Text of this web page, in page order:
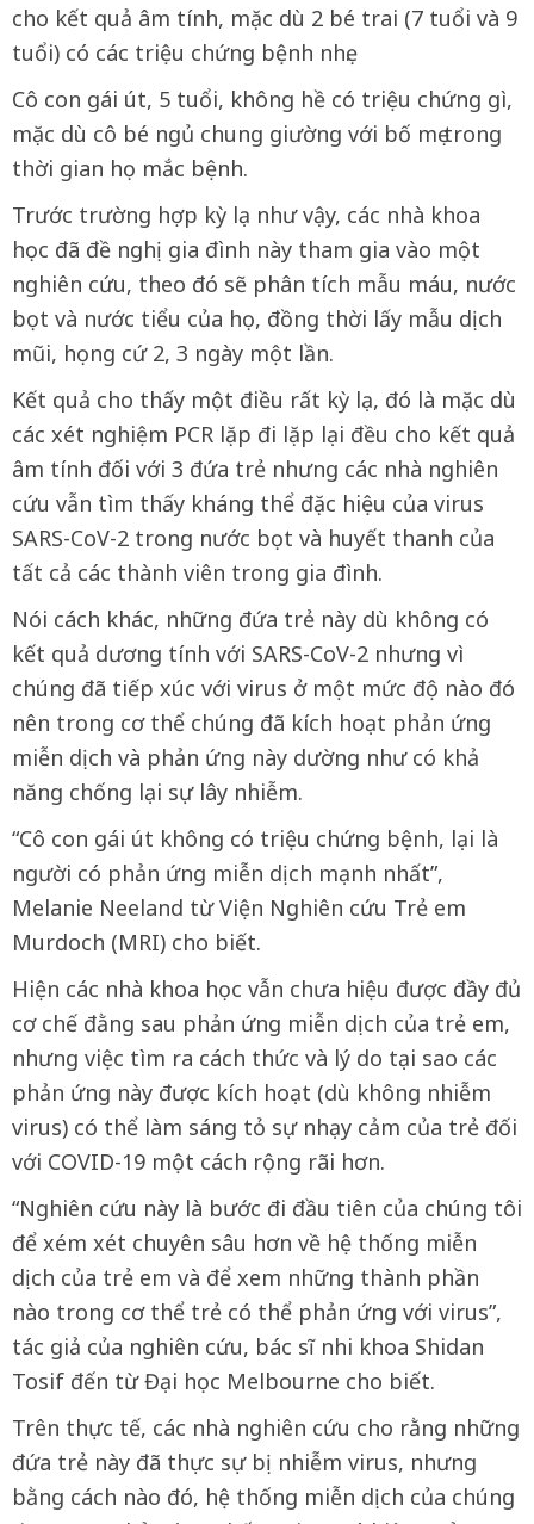
cho kết quả âm tính, mặc dù 2 bé trai (7 tuổi và 9
tuổi) có các triệu chứng bệnh nhẹ.
Cô con gái út, 5 tuổi, không hề có triệu chứng gì,
mặc dù cô bé ngủ chung giường với bố mẹ trong
thời gian họ mắc bệnh.
Trước trường hợp kỳ lạ như vậy, các nhà khoa
học đã đề nghị gia đình này tham gia vào một
nghiên cứu, theo đó sẽ phân tích mẫu máu, nước
bọt và nước tiểu của họ, đồng thời lấy mẫu dịch
mũi, họng cứ 2, 3 ngày một lần.
Kết quả cho thấy một điều rất kỳ lạ, đó là mặc dù
các xét nghiệm PCR lặp đi lặp lại đều cho kết quả
âm tính đối với 3 đứa trẻ nhưng các nhà nghiên
cứu vẫn tìm thấy kháng thể đặc hiệu của virus
SARS-CoV-2 trong nước bọt và huyết thanh của
tất cả các thành viên trong gia đình.
Nói cách khác, những đứa trẻ này dù không có
kết quả dương tính với SARS-CoV-2 nhưng vì
chúng đã tiếp xúc với virus ở một mức độ nào đó
nên trong cơ thể chúng đã kích hoạt phản ứng
miễn dịch và phản ứng này dường như có khả
năng chống lại sự lây nhiễm.
“Cô con gái út không có triệu chứng bệnh, lại là
người có phản ứng miễn dịch mạnh nhất”,
Melanie Neeland từ Viện Nghiên cứu Trẻ em
Murdoch (MRI) cho biết.
Hiện các nhà khoa học vẫn chưa hiệu được đầy đủ
cơ chế đằng sau phản ứng miễn dịch của trẻ em,
nhưng việc tìm ra cách thức và lý do tại sao các
phản ứng này được kích hoạt (dù không nhiễm
virus) có thể làm sáng tỏ sự nhạy cảm của trẻ đối
với COVID-19 một cách rộng rãi hơn.
“Nghiên cứu này là bước đi đầu tiên của chúng tôi
để xém xét chuyên sâu hơn về hệ thống miễn
dịch của trẻ em và để xem những thành phần
nào trong cơ thể trẻ có thể phản ứng với virus”,
tác giả của nghiên cứu, bác sĩ nhi khoa Shidan
Tosif đến từ Đại học Melbourne cho biết.
Trên thực tế, các nhà nghiên cứu cho rằng những
đứa trẻ này đã thực sự bị nhiễm virus, nhưng
bằng cách nào đó, hệ thống miễn dịch của chúng